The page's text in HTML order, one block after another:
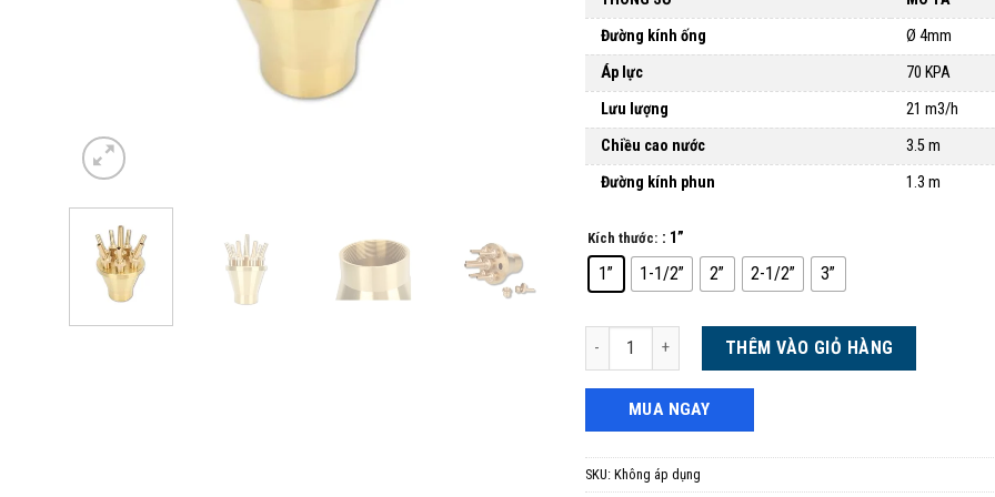
Đường kính ống
Ø 4mm
Áp lực
70 KPA
Lưu lượng
21 m3/h
Chiều cao nước
3.5 m
Đường kính phun
1.3 m
Kích thước: : 1”
1” 1-1/2” 2” 2-1/2” 3”
Vòi phun cột nước đồng thau số lượng
THÊM VÀO GIỎ HÀNG
MUA NGAY
SKU: Không áp dụng